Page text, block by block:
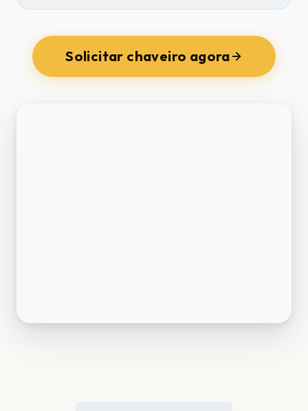
Solicitar chaveiro agora